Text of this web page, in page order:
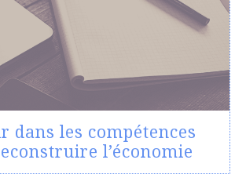
dans les compétences
l’économie